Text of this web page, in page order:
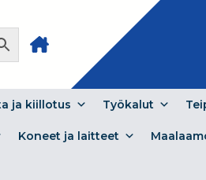
ja kiillotus Työkalut
Koneet ja laitteet